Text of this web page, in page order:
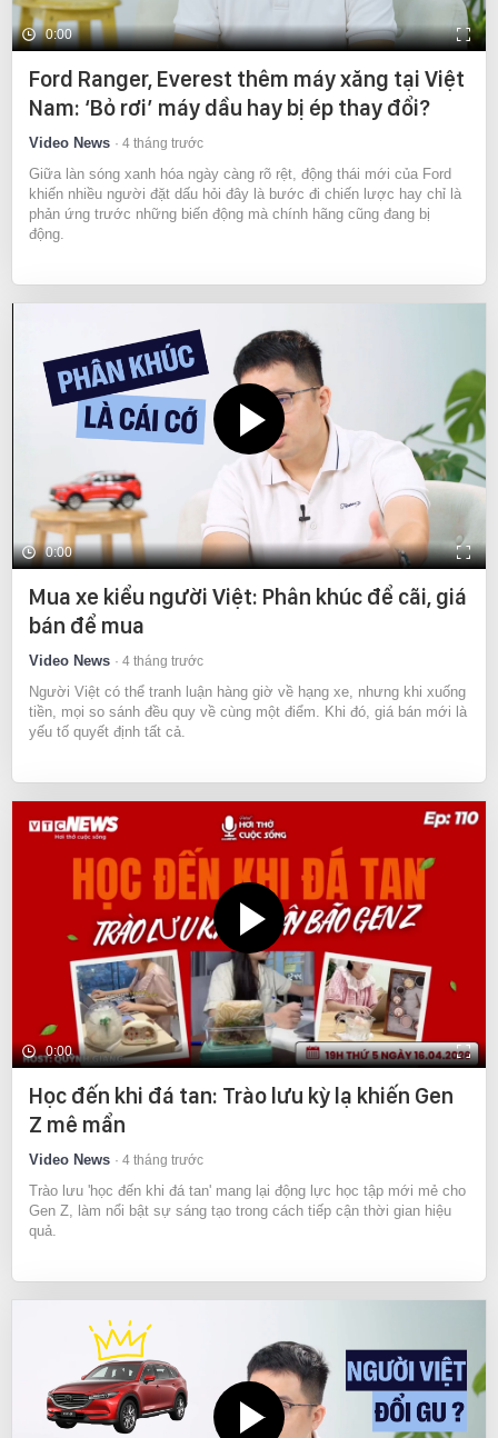
0:00
Ford Ranger, Everest thêm máy xăng tại Việt
Nam: ‘Bỏ rơi’ máy dầu hay bị ép thay đổi?
Video News 4 tháng trước
Giữa làn sóng xanh hóa ngày càng rõ rệt, động thái mới của Ford
khiến nhiều người đặt dấu hỏi đây là bước đi chiến lược hay chỉ là
phản ứng trước những biến động mà chính hãng cũng đang bị
động.
0:00
Mua xe kiểu người Việt: Phân khúc để cãi, giá
bán để mua
Video News 4 tháng trước
Người Việt có thể tranh luận hàng giờ về hạng xe, nhưng khi xuống
tiền, mọi so sánh đều quy về cùng một điểm. Khi đó, giá bán mới là
yếu tố quyết định tất cả.
0:00
Học đến khi đá tan: Trào lưu kỳ lạ khiến Gen
Z mê mẩn
Video News 4 tháng trước
Trào lưu 'học đến khi đá tan' mang lại động lực học tập mới mẻ cho
Gen Z, làm nổi bật sự sáng tạo trong cách tiếp cận thời gian hiệu
quả.